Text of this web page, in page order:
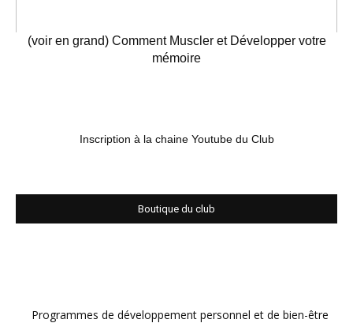
(voir en grand) Comment Muscler et Développer votre
mémoire
Inscription à la chaine Youtube du Club
Boutique du club
Programmes de développement personnel et de bien-être